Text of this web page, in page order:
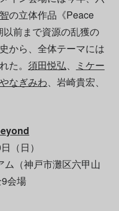
の立体作品《Peace
前まで資源の乱獲の
から、全体テーマには
た。 須田悦弘、
ミケー
やなぎみわ、岩崎貴宏、
（日）
ム（神戸市灘区六甲山
会場